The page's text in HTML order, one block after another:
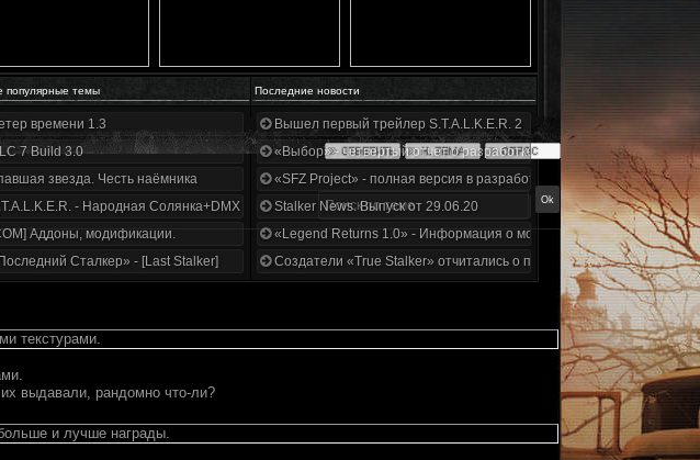
популярные темы Последние новости
и сюжет | Разбор трейлера
времени 1.3
7 Build 3.0
звезда. Честь наёмника
- Народная Солянка+DMX 1.3.5.ООП.МА.К.
Аддоны, модификации.
Сталкер» - [Last Stalker]
Вышел первый трейлер S.T.A.L.K.E.R. 2
«Выбор» - четвертый отчет о разработке!
«SFZ Project» - полная версия в разработке!
Stalker News. Выпуск от 29.06.20
«Legend Returns 1.0» - Информация о моде за июнь 2020
Создатели «True Stalker» отчитались о проделанной работе
текстурами.
выдавали, рандомно что-ли?
и лучше награды.